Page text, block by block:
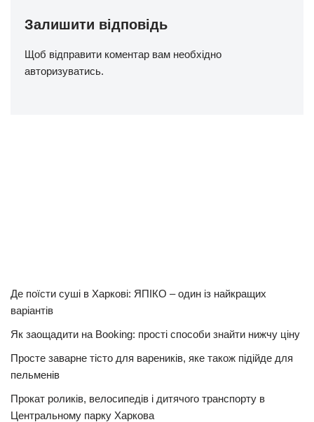
Залишити відповідь
Щоб відправити коментар вам необхідно
авторизуватись.
Де поїсти суші в Харкові: ЯПІКО – один із найкращих
варіантів
Як заощадити на Booking: прості способи знайти нижчу ціну
Просте заварне тісто для вареників, яке також підійде для
пельменів
Прокат роликів, велосипедів і дитячого транспорту в
Центральному парку Харкова